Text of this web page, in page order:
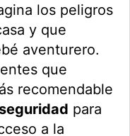
los peligros
y que
aventurero.
que
recomendable
para
a la